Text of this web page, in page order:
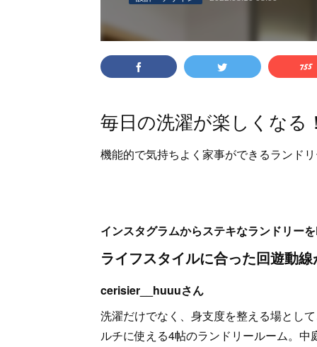
毎日の洗濯が楽しくな
機能的で気持ちよく家事ができるランド
インスタグラムからステキなランドリー
ライフスタイルに合った回遊動
cerisier__huuuさん
洗濯だけでなく、身支度を整える場とし
ルチに使える4帖のランドリールーム。